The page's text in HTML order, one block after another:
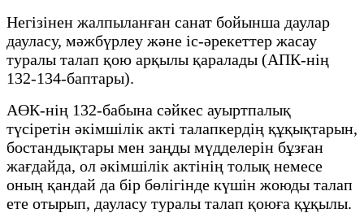
Негізінен жалпыланған санат бойынша даулар
дауласу, мәжбүрлеу және іс-әрекеттер жасау
туралы талап қою арқылы қаралады (АПК-нің
132-134-баптары).
АӨК-нің 132-бабына сәйкес ауыртпалық
түсіретін әкімшілік акті талапкердің құқықтарын,
бостандықтары мен заңды мүдделерін бұзған
жағдайда, ол әкімшілік актінің толық немесе
оның қандай да бір бөлігінде күшін жоюды талап
ете отырып, дауласу туралы талап қоюға құқылы.